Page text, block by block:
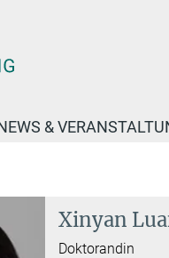
&
Xinyan
Doktorandin